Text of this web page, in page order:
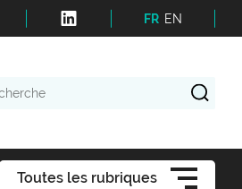
FR EN
Toutes les rubriques